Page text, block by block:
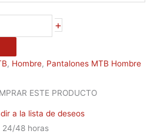
+
, Hombre, Pantalones MTB Hombre
ESTE PRODUCTO
a la lista de deseos
24/48 horas